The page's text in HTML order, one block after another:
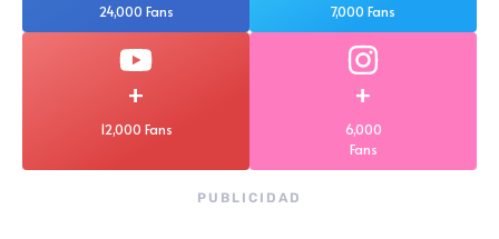
24,000 Fans 7,000 Fans
+
12,000 Fans
+
6,000
Fans
PUBLICIDAD